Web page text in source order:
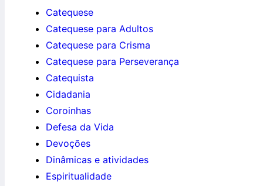
Catequese
Catequese para Adultos
Catequese para Crisma
Catequese para Perseverança
Catequista
Cidadania
Coroinhas
Defesa da Vida
Devoções
Dinâmicas e atividades
Espiritualidade